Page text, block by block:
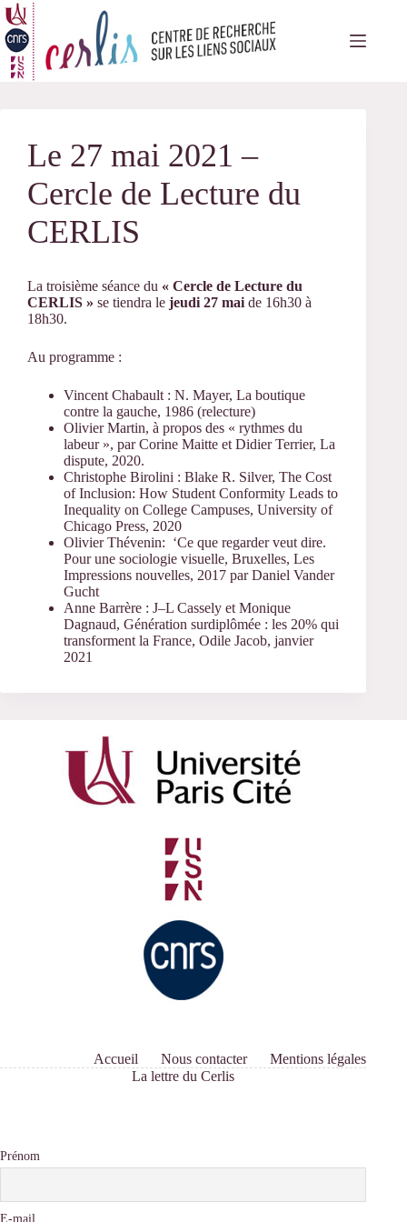
Passer
au
contenu
Le 27 mai 2021 –
Cercle de Lecture du
CERLIS
La troisième séance du « Cercle de Lecture du
CERLIS » se tiendra le jeudi 27 mai de 16h30 à
18h30.
Au programme :
Vincent Chabault : N. Mayer, La boutique
contre la gauche, 1986 (relecture)
Olivier Martin, à propos des « rythmes du
labeur », par Corine Maitte et Didier Terrier, La
dispute, 2020.
Christophe Birolini : Blake R. Silver, The Cost
of Inclusion: How Student Conformity Leads to
Inequality on College Campuses, University of
Chicago Press, 2020
Olivier Thévenin: ‘Ce que regarder veut dire.
Pour une sociologie visuelle, Bruxelles, Les
Impressions nouvelles, 2017 par Daniel Vander
Gucht
Anne Barrère : J–L Cassely et Monique
Dagnaud, Génération surdiplômée : les 20% qui
transforment la France, Odile Jacob, janvier
2021
Accueil Nous contacter
Mentions légales
La lettre du Cerlis
Prénom
E-mail